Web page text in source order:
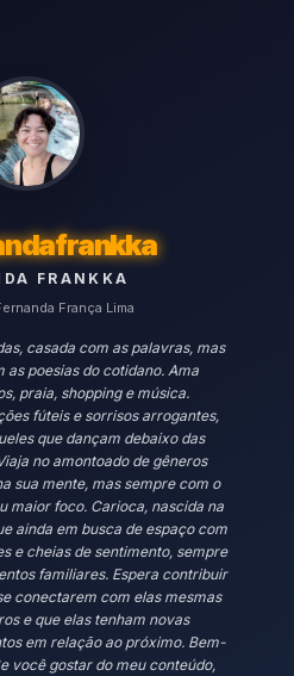
FRANKKA
França Lima
casada com as palavras, mas
as poesias do cotidano. Ama
praia, shopping e música.
fúteis e sorrisos arrogantes,
que dançam debaixo das
no amontoado de gêneros
sua mente, mas sempre com o
maior foco. Carioca, nascida na
ainda em busca de espaço com
e cheias de sentimento, sempre
familiares. Espera contribuir
conectarem com elas mesmas
e que elas tenham novas
em relação ao próximo. Bem-
você gostar do meu conteúdo,